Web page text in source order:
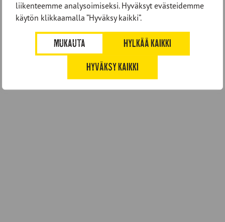
liikenteemme analysoimiseksi. Hyväksyt evästeidemme
käytön klikkaamalla ”Hyväksy kaikki”.
MUKAUTA
HYLKÄÄ KAIKKI
HYVÄKSY KAIKKI
Varrasleipä 500 g